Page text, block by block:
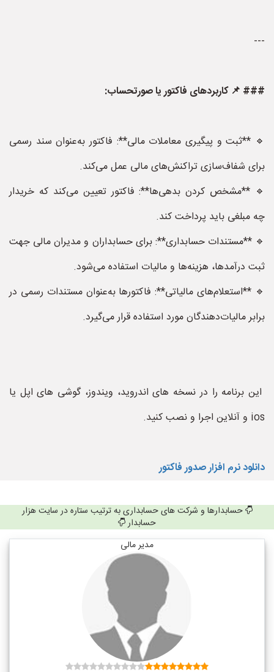
---
### 📌 کاربردهای فاکتور یا صورتحساب:
🔹 **ثبت و پیگیری معاملات مالی**: فاکتور به‌عنوان سند رسمی
برای شفاف‌سازی تراکنش‌های مالی عمل می‌کند.
🔹 **مشخص کردن بدهی‌ها**: فاکتور تعیین می‌کند که خریدار
چه مبلغی باید پرداخت کند.
🔹 **مستندات حسابداری**: برای حسابداران و مدیران مالی جهت
ثبت درآمدها، هزینه‌ها و مالیات استفاده می‌شود.
🔹 **استعلام‌های مالیاتی**: فاکتورها به‌عنوان مستندات رسمی در
برابر مالیات‌دهندگان مورد استفاده قرار می‌گیرد.
این برنامه را در نسخه های اندروید، ویندوز، گوشی های اپل یا
ios و آنلاین اجرا و نصب کنید.
دانلود نرم افزار صدور فاکتور
حسابدارها و شرکت های حسابداری به ترتیب ستاره در سایت هزار
حسابدار
مدیر مالی